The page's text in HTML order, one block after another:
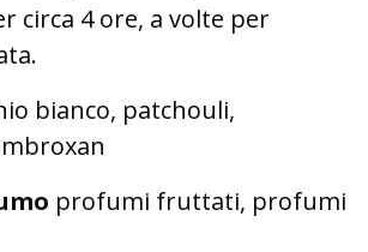
circa 4 ore, a volte per
bianco, patchouli,
profumi fruttati, profumi